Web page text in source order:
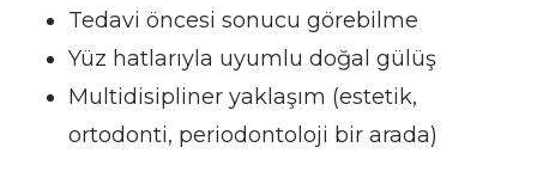
Tedavi öncesi sonucu görebilme
Yüz hatlarıyla uyumlu doğal gülüş
Multidisipliner yaklaşım (estetik,
ortodonti, periodontoloji bir arada)